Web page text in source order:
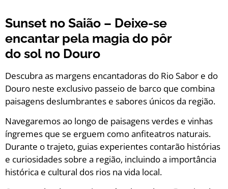
Sunset no Saião – Deixe-se
encantar pela magia do pôr
do sol no Douro
Descubra as margens encantadoras do Rio Sabor e do
Douro neste exclusivo passeio de barco que combina
paisagens deslumbrantes e sabores únicos da região.
Navegaremos ao longo de paisagens verdes e vinhas
íngremes que se erguem como anfiteatros naturais.
Durante o trajeto, guias experientes contarão histórias
e curiosidades sobre a região, incluindo a importância
histórica e cultural dos rios na vida local.